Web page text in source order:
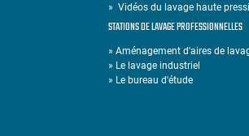
» Vidéos du lavage haute
STATIONS DE LAVAGE PROFESSIONNELLES
» Aménagement d'aires de
» Le lavage industriel
» Le bureau d'étude